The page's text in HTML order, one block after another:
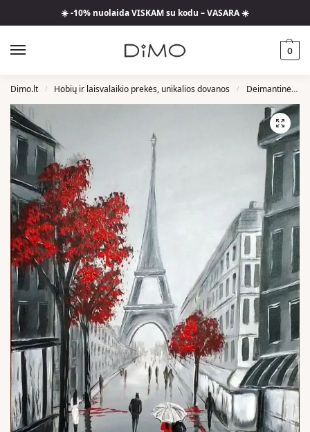
☀️ -10% nuolaida VISKAM su kodu – VASARA ☀️
0
Dimo.lt / Hobių ir laisvalaikio prekės, unikalios dovanos / Deimantinės Mozaikos